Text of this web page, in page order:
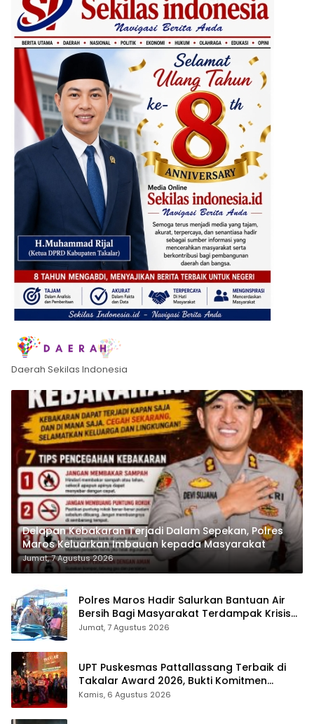
Daerah Sekilas Indonesia
Delapan Kebakaran Terjadi Dalam Sepekan, Polres
Maros Keluarkan Imbauan kepada Masyarakat
Jumat, 7 Agustus 2026
Polres Maros Hadir Salurkan Bantuan Air
Bersih Bagi Masyarakat Terdampak Krisis
Air Bersih Di Maros
Jumat, 7 Agustus 2026
UPT Puskesmas Pattallassang Terbaik di
Takalar Award 2026, Bukti Komitmen
Hadirkan Pelayanan Kesehatan Berkualitas
Kamis, 6 Agustus 2026